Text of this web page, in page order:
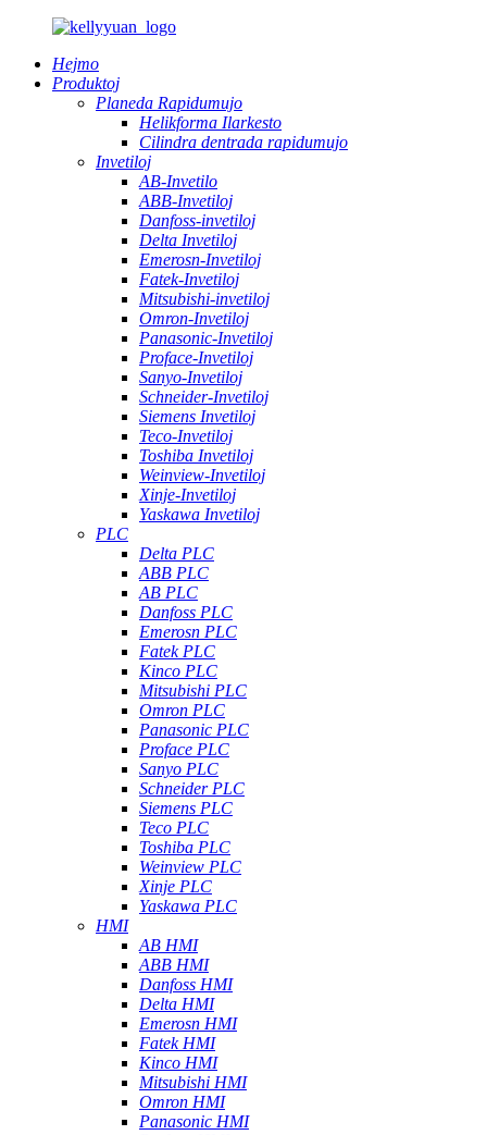
Hejmo
Produktoj
Planeda Rapidumujo
Helikforma Ilarkesto
Cilindra dentrada rapidumujo
Invetiloj
AB-Invetilo
ABB-Invetiloj
Danfoss-invetiloj
Delta Invetiloj
Emerosn-Invetiloj
Fatek-Invetiloj
Mitsubishi-invetiloj
Omron-Invetiloj
Panasonic-Invetiloj
Proface-Invetiloj
Sanyo-Invetiloj
Schneider-Invetiloj
Siemens Invetiloj
Teco-Invetiloj
Toshiba Invetiloj
Weinview-Invetiloj
Xinje-Invetiloj
Yaskawa Invetiloj
PLC
Delta PLC
ABB PLC
AB PLC
Danfoss PLC
Emerosn PLC
Fatek PLC
Kinco PLC
Mitsubishi PLC
Omron PLC
Panasonic PLC
Proface PLC
Sanyo PLC
Schneider PLC
Siemens PLC
Teco PLC
Toshiba PLC
Weinview PLC
Xinje PLC
Yaskawa PLC
HMI
AB HMI
ABB HMI
Danfoss HMI
Delta HMI
Emerosn HMI
Fatek HMI
Kinco HMI
Mitsubishi HMI
Omron HMI
Panasonic HMI